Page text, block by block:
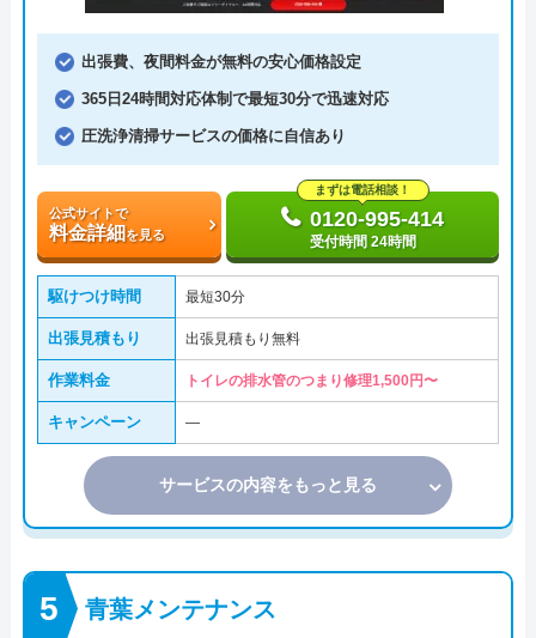
出張費、夜間料金が無料の安心価格設定
365日24時間対応体制で最短30分で迅速対応
圧洗浄清掃サービスの価格に自信あり
公式サイトで
料金詳細を見る
まずは電話相談！
0120-995-414
受付時間 24時間
駆けつけ時間 最短30分
出張見積もり 出張見積もり無料
作業料金 トイレの排水管のつまり修理1,500円〜
キャンペーン ―
サービスの内容をもっと見る
青葉メンテナンス